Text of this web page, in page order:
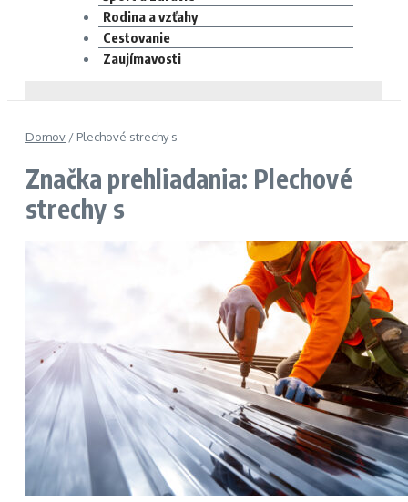
Rodina a vzťahy
Cestovanie
Zaujímavosti
Domov / Plechové strechy s
Značka prehliadania: Plechové
strechy s